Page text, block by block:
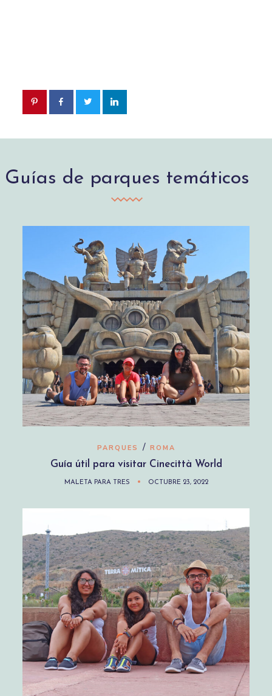
Guías de parques temáticos
PARQUES / ROMA
Guía útil para visitar Cinecittà World
MALETA PARA TRES OCTUBRE 23, 2022